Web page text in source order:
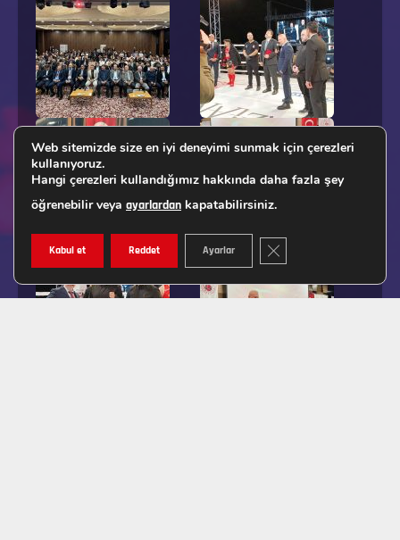
Web sitemizde size en iyi deneyimi sunmak için çerezleri
kullanıyoruz.
Hangi çerezleri kullandığımız hakkında daha fazla şey
öğrenebilir veya ayarlardan kapatabilirsiniz.
Kabul et Reddet Ayarlar GDPR ÇEREZ ŞERIDINI